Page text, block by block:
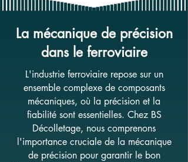
La mécanique de précision
dans le ferroviaire
L'industrie ferroviaire repose sur un
ensemble complexe de composants
mécaniques, où la précision et la
fiabilité sont essentielles. Chez BS
Décolletage, nous comprenons
l'importance cruciale de la mécanique
de précision pour garantir le bon